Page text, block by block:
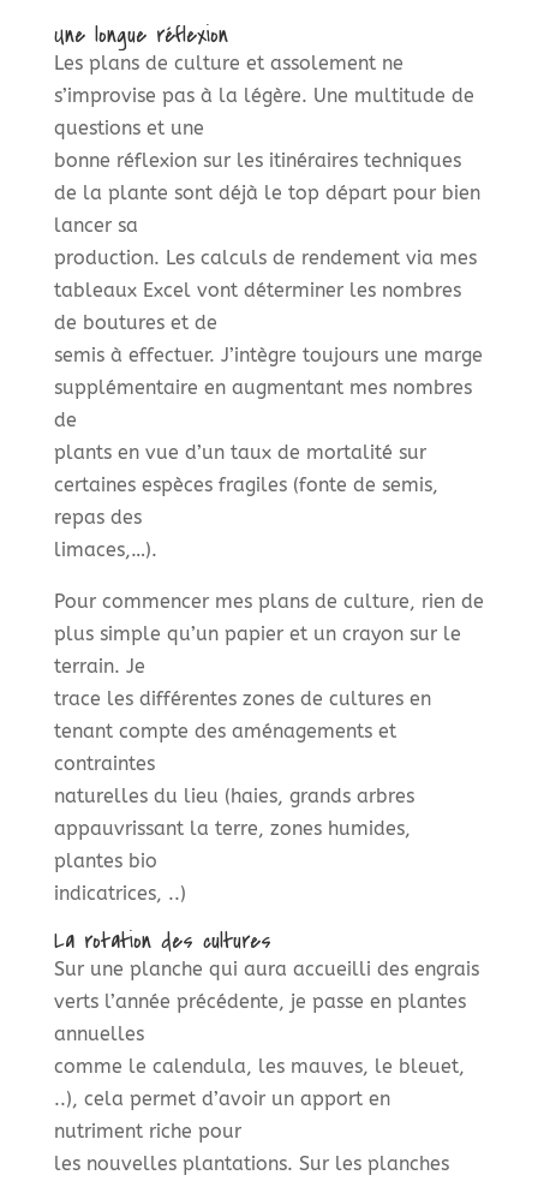
Une longue réflexion
Les plans de culture et assolement ne
s’improvise pas à la légère. Une multitude de
questions et une
bonne réflexion sur les itinéraires techniques
de la plante sont déjà le top départ pour bien
lancer sa
production. Les calculs de rendement via mes
tableaux Excel vont déterminer les nombres
de boutures et de
semis à effectuer. J’intègre toujours une marge
supplémentaire en augmentant mes nombres
de
plants en vue d’un taux de mortalité sur
certaines espèces fragiles (fonte de semis,
repas des
limaces,…).
Pour commencer mes plans de culture, rien de
plus simple qu’un papier et un crayon sur le
terrain. Je
trace les différentes zones de cultures en
tenant compte des aménagements et
contraintes
naturelles du lieu (haies, grands arbres
appauvrissant la terre, zones humides,
plantes bio
indicatrices, ..)
La rotation des cultures
Sur une planche qui aura accueilli des engrais
verts l’année précédente, je passe en plantes
annuelles
comme le calendula, les mauves, le bleuet,
..), cela permet d’avoir un apport en
nutriment riche pour
les nouvelles plantations. Sur les planches